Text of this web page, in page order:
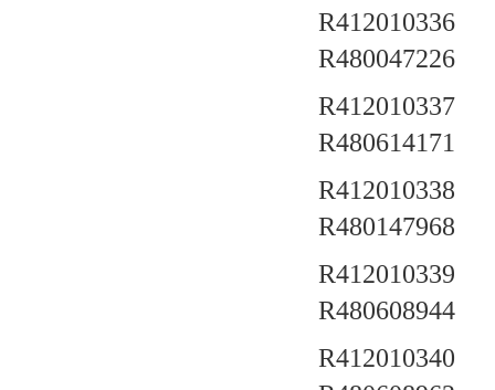
R412010336
R480047226
R412010337
R480614171
R412010338
R480147968
R412010339
R480608944
R412010340